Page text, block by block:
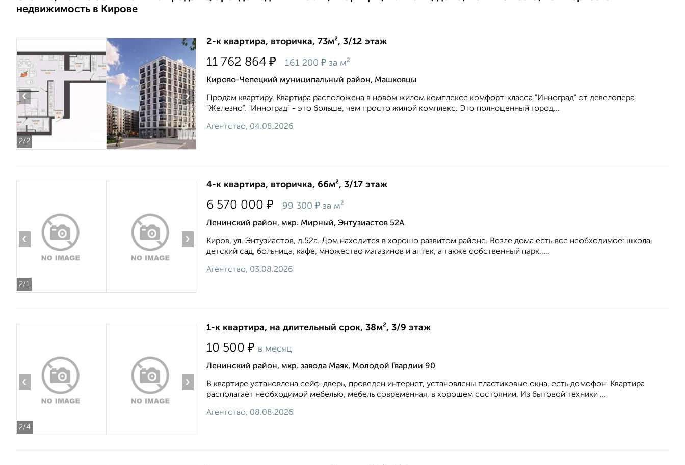
недвижимость в Кирове
2/2
‹ ›
2-к квартира, вторичка, 73м², 3/12 этаж
11 762 864 ₽ 161 200 ₽ за м²
Кирово-Чепецкий муниципальный район, Машковцы
Продам квартиру. Квартира расположена в новом жилом комплексе комфорт-класса "Инноград" от девелопера
"Железно". "Инноград" - это больше, чем просто жилой комплекс. Это полноценный город...
Агентство, 04.08.2026
2/1
‹ ›
4-к квартира, вторичка, 66м², 3/17 этаж
6 570 000 ₽ 99 300 ₽ за м²
Ленинский район, мкр. Мирный, Энтузиастов 52А
Киров, ул. Энтузиастов, д.52а. Дом находится в хорошо развитом районе. Возле дома есть все необходимое: школа,
детский сад, больница, кафе, множество магазинов и аптек, а также собственный парк. ...
Агентство, 03.08.2026
2/4
‹ ›
1-к квартира, на длительный срок, 38м², 3/9 этаж
10 500 ₽ в месяц
Ленинский район, мкр. завода Маяк, Молодой Гвардии 90
В квартире установлена сейф-дверь, проведен интернет, установлены пластиковые окна, есть домофон. Квартира
располагает необходимой мебелью, мебель современная, в хорошем состоянии. Из бытовой техники ...
Агентство, 08.08.2026